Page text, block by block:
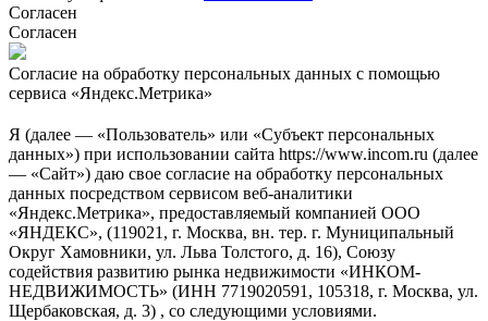
Согласен
Согласен
Согласие на обработку персональных данных с помощью
сервиса «Яндекс.Метрика»
Я (далее — «Пользователь» или «Субъект персональных
данных») при использовании сайта https://www.incom.ru (далее
— «Сайт») даю свое согласие на обработку персональных
данных посредством сервисом веб-аналитики
«Яндекс.Метрика», предоставляемый компанией ООО
«ЯНДЕКС», (119021, г. Москва, вн. тер. г. Муниципальный
Округ Хамовники, ул. Льва Толстого, д. 16), Союзу
содействия развитию рынка недвижимости «ИНКОМ-
НЕДВИЖИМОСТЬ» (ИНН 7719020591, 105318, г. Москва, ул.
Щербаковская, д. 3) , со следующими условиями.